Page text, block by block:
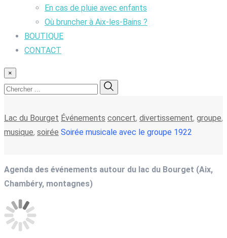
En cas de pluie avec enfants
Où bruncher à Aix-les-Bains ?
BOUTIQUE
CONTACT
×
Lac du Bourget Événements concert, divertissement, groupe,
musique, soirée Soirée musicale avec le groupe 1922
Agenda des événements autour du lac du Bourget (Aix,
Chambéry, montagnes)